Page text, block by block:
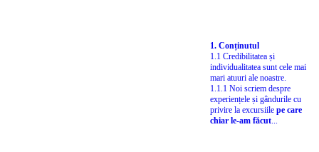
individualitatea sunt cele mai
mari atuuri ale noastre.
1.1.1 Noi scriem despre
experiențele și gândurile cu
privire la excursiilepe care
chiar le-am făcut...